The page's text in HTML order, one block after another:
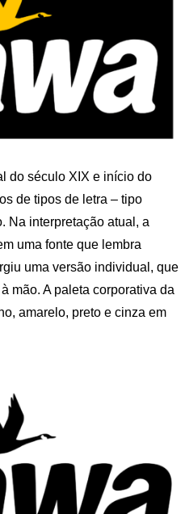
do século XIX e início do
de tipos de letra – tipo
Na interpretação atual, a
uma fonte que lembra
uma versão individual, que
mão. A paleta corporativa da
amarelo, preto e cinza em